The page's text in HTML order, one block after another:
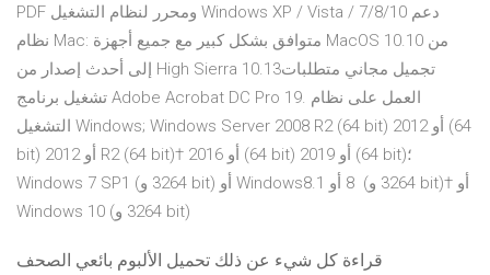
PDF ومحرر لنظام التشغيل Windows XP / Vista / 7/8/10 دعم
نظام Mac: متوافق بشكل كبير مع جميع أجهزة MacOS من 10.10
إلى أحدث إصدار من High Sierra 10.13تجميل مجاني متطلبات
تشغيل برنامج Adobe Acrobat DC Pro 19. العمل على نظام
التشغيل Windows; Windows Server 2008 R2 (‏‎64 bit) أو 2012 (‏‎64
bit) أو 2012 R2 (‏‎64 bit)† أو 2016 (‏‎64 bit) أو 2019 (‏‎64 bit)؛
Windows 7 SP1 (‏32 و‎64 bit) أو Windows‏ 8‏ أو 8.1 (32 و‏‎64 bit)† أو
Windows 10 ‏(32 و‏‎64 bit)
قراءة كل شيء عن ذلك تحميل الألبوم بائعي الصحف